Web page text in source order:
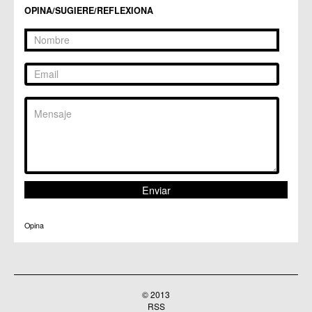
OPINA/SUGIERE/REFLEXIONA
Opina
© 2013
RSS